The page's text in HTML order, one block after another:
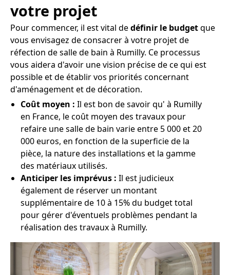
votre projet
Pour commencer, il est vital dedéfinir le budgetque
vous envisagez de consacrer à votre projet de
réfection de salle de bain à Rumilly. Ce processus
vous aidera d'avoir une vision précise de ce qui est
possible et de établir vos priorités concernant
d'aménagement et de décoration.
Coût moyen : Il est bon de savoir qu' à Rumilly
en France, le coût moyen des travaux pour
refaire une salle de bain varie entre 5 000 et 20
000 euros, en fonction de la superficie de la
pièce, la nature des installations et la gamme
des matériaux utilisés.
Anticiper les imprévus : Il est judicieux
également de réserver un montant
supplémentaire de 10 à 15% du budget total
pour gérer d'éventuels problèmes pendant la
réalisation des travaux à Rumilly.